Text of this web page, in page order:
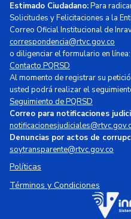
Estimado Ciudadano:Para
Solicitudes y Felicitaciones a la
Correo Oficial Institucional de
correspondencia@rtvc.gov.co
o diligenciar el formulario en línea:
Contacto PQRSD
Al momento de registrar su
usted podrá realizar el
Seguimiento de PQRSD
Correo para notificaciones
Denuncias por actos de
soytransparente@rtvc.gov.co
Políticas
Términos y Condiciones